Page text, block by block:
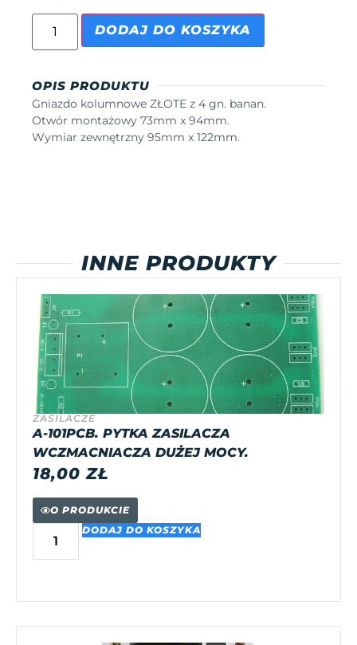
DODAJ DO KOSZYKA
OPIS PRODUKTU
Gniazdo kolumnowe ZŁOTE z 4 gn. banan.
Otwór montażowy 73mm x 94mm.
Wymiar zewnętrzny 95mm x 122mm.
INNE PRODUKTY
ZASILACZE
A-101PCB. PYTKA ZASILACZA
WCZMACNIACZA DUŻEJ MOCY.
18,00ZŁ
O PRODUKCIE
DODAJ DO KOSZYKA